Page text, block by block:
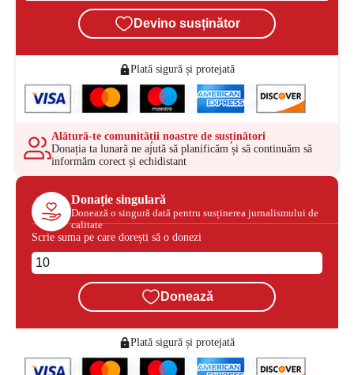
Devino susținător
Plată sigură și protejată
Alătură-te comunității noastre de susținători
Donația ta lunară ne ajută să planificăm și să continuăm să
informăm corect și echidistant
Donație singulară
Donează o singură dată pentru susținerea jurnalismului de
calitate
Scrie suma pe care dorești să o donezi
Donează
Plată sigură și protejată